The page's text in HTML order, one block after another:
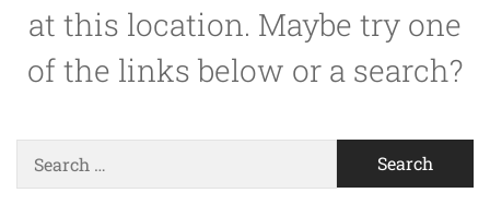
at this location. Maybe try one
of the links below or a search?
for: